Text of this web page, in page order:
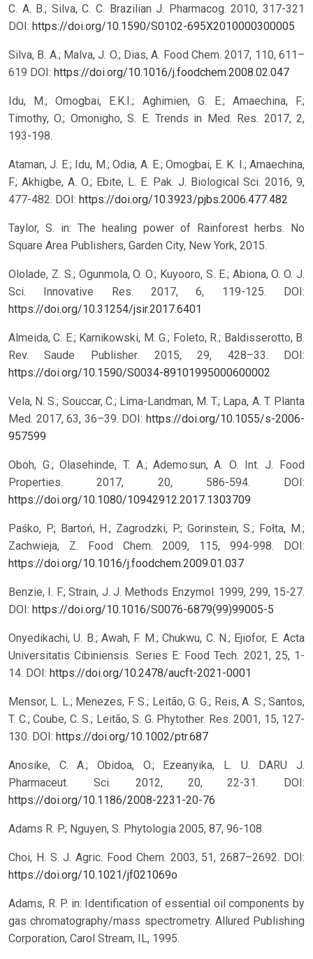
C. A. B.; Silva, C. C. Brazilian J. Pharmacog. 2010, 317-321
DOI: https://doi.org/10.1590/S0102-695X2010000300005
Silva, B. A.; Malva, J. O.; Dias, A. Food Chem. 2017, 110, 611–
619 DOI: https://doi.org/10.1016/j.foodchem.2008.02.047
Idu, M.; Omogbai, E.K.I.; Aghimien, G. E.; Amaechina, F.;
Timothy, O.; Omonigho, S. E. Trends in Med. Res. 2017, 2,
193-198.
Ataman, J. E.; Idu, M.; Odia, A. E.; Omogbai, E. K. I.; Amaechina,
F.; Akhigbe, A. O.; Ebite, L. E. Pak. J. Biological Sci. 2016, 9,
477-482. DOI: https://doi.org/10.3923/pjbs.2006.477.482
Taylor, S. in: The healing power of Rainforest herbs. No
Square Area Publishers, Garden City, New York, 2015.
Ololade, Z. S.; Ogunmola, O. O.; Kuyooro, S. E.; Abiona, O. O. J.
Sci. Innovative Res. 2017, 6, 119-125. DOI:
https://doi.org/10.31254/jsir.2017.6401
Almeida, C. E.; Karnikowski, M. G.; Foleto, R.; Baldisserotto, B.
Rev. Saude Publisher. 2015, 29, 428–33. DOI:
https://doi.org/10.1590/S0034-89101995000600002
Vela, N. S.; Souccar, C.; Lima-Landman, M. T.; Lapa, A. T. Planta
Med. 2017, 63, 36–39. DOI:https://doi.org/10.1055/s-2006-
957599
Oboh, G.; Olasehinde, T. A.; Ademosun, A. O. Int. J. Food
Properties. 2017, 20, 586-594. DOI:
https://doi.org/10.1080/10942912.2017.1303709
Paśko, P.; Bartoń, H.; Zagrodzki, P.; Gorinstein, S.; Fołta, M.;
Zachwieja, Z. Food Chem. 2009, 115, 994-998. DOI:
https://doi.org/10.1016/j.foodchem.2009.01.037
Benzie, I. F.; Strain, J. J. Methods Enzymol. 1999, 299, 15-27.
DOI: https://doi.org/10.1016/S0076-6879(99)99005-5
Onyedikachi, U. B.; Awah, F. M.; Chukwu, C. N.; Ejiofor, E. Acta
Universitatis Cibiniensis. Series E: Food Tech. 2021, 25, 1-
14. DOI: https://doi.org/10.2478/aucft-2021-0001
Mensor, L. L.; Menezes, F. S.; Leitão, G. G.; Reis, A. S.; Santos,
T. C.; Coube, C. S.; Leitão, S. G. Phytother. Res. 2001, 15, 127-
130. DOI: https://doi.org/10.1002/ptr.687
Anosike, C. A.; Obidoa, O.; Ezeanyika, L. U. DARU J.
Pharmaceut. Sci. 2012, 20, 22-31. DOI:
https://doi.org/10.1186/2008-2231-20-76
Adams R. P.; Nguyen, S. Phytologia 2005, 87, 96-108.
Choi, H. S. J. Agric. Food Chem. 2003, 51, 2687–2692. DOI:
https://doi.org/10.1021/jf021069o
Adams, R. P. in: Identification of essential oil components by
gas chromatography/mass spectrometry. Allured Publishing
Corporation, Carol Stream, IL, 1995.